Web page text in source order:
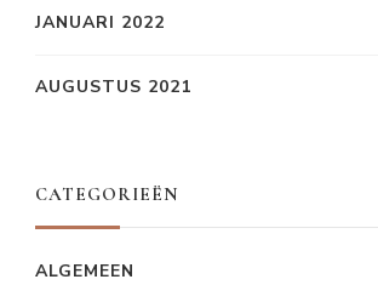
JANUARI 2022
AUGUSTUS 2021
CATEGORIEËN
ALGEMEEN